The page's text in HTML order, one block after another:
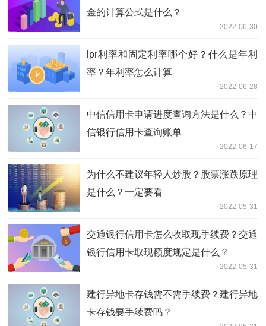
金的计算公式是什么？
2022-06-30
lpr利率和固定利率哪个好？什么是年利
率？年利率怎么计算
2022-06-28
中信信用卡申请进度查询方法是什么？中
信银行信用卡查询账单
2022-06-17
为什么不建议年轻人炒股？股票涨跌原理
是什么？一定要看
2022-05-31
交通银行信用卡怎么收取现手续费？交通
银行信用卡取现额度规定是什么？
2022-05-31
建行异地卡存钱需不需手续费？建行异地
卡存钱要手续费吗？